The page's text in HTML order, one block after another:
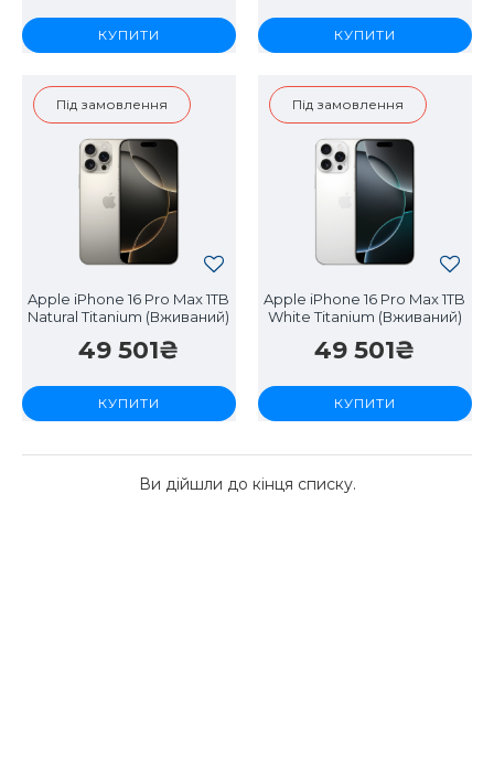
КУПИТИ КУПИТИ
Під замовлення
Apple iPhone 16 Pro Max 1TB
Natural Titanium (Вживаний)
49 501₴
КУПИТИ
Під замовлення
Apple iPhone 16 Pro Max 1TB
White Titanium (Вживаний)
49 501₴
КУПИТИ
Ви дійшли до кінця списку.